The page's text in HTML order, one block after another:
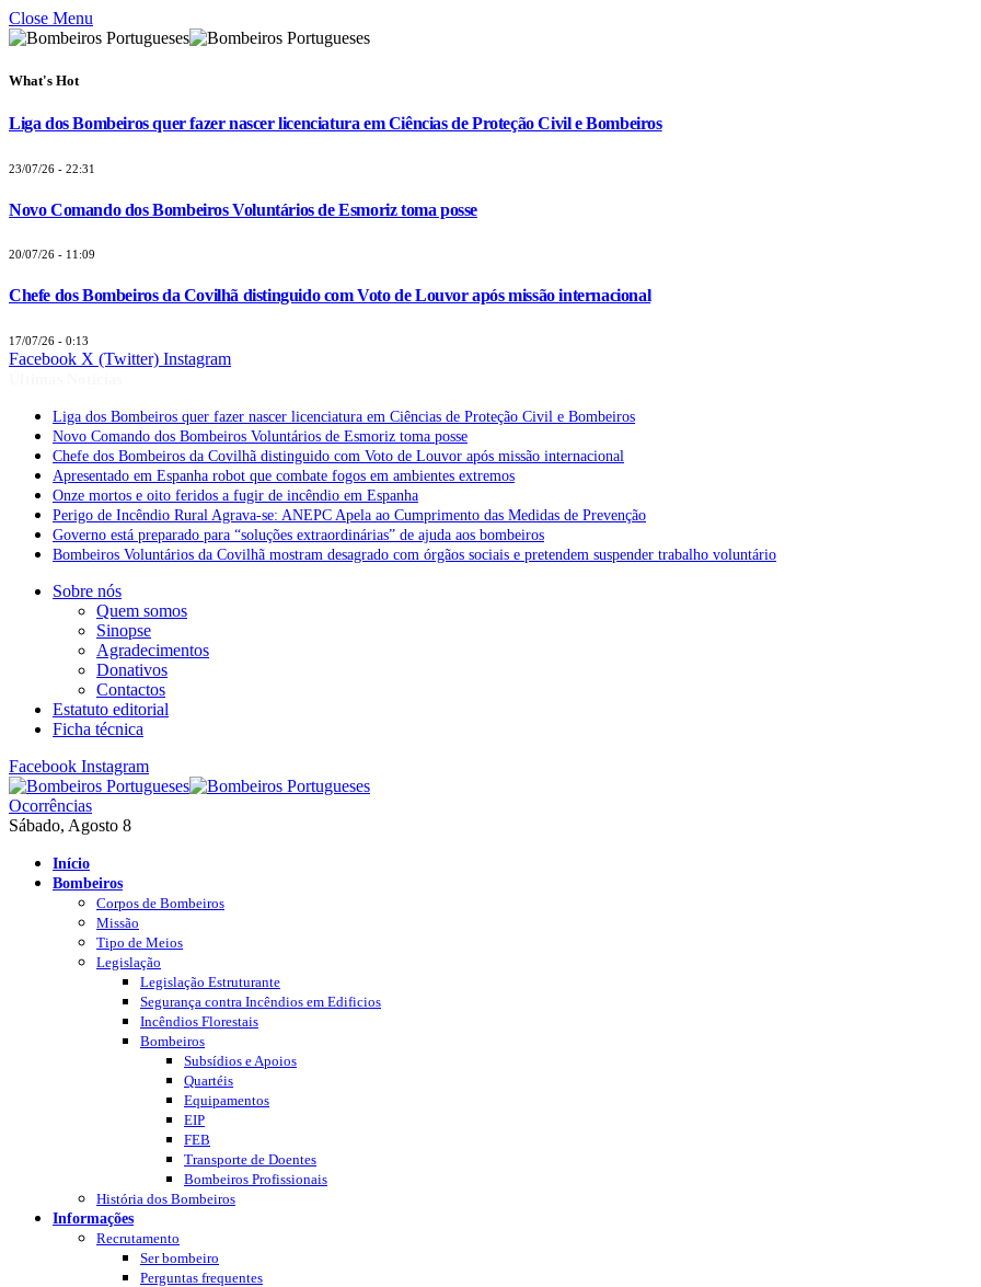
Close Menu
What's Hot
Liga dos Bombeiros quer fazer nascer licenciatura em Ciências de Proteção Civil e Bombeiros
23/07/26 - 22:31
Novo Comando dos Bombeiros Voluntários de Esmoriz toma posse
20/07/26 - 11:09
Chefe dos Bombeiros da Covilhã distinguido com Voto de Louvor após missão internacional
17/07/26 - 0:13
Facebook X (Twitter) Instagram
Liga dos Bombeiros quer fazer nascer licenciatura em Ciências de Proteção Civil e Bombeiros
Novo Comando dos Bombeiros Voluntários de Esmoriz toma posse
Chefe dos Bombeiros da Covilhã distinguido com Voto de Louvor após missão internacional
Apresentado em Espanha robot que combate fogos em ambientes extremos
Onze mortos e oito feridos a fugir de incêndio em Espanha
Perigo de Incêndio Rural Agrava-se: ANEPC Apela ao Cumprimento das Medidas de Prevenção
Governo está preparado para “soluções extraordinárias” de ajuda aos bombeiros
Bombeiros Voluntários da Covilhã mostram desagrado com órgãos sociais e pretendem suspender trabalho voluntário
Sobre nós
Quem somos
Sinopse
Agradecimentos
Donativos
Contactos
Estatuto editorial
Ficha técnica
Facebook Instagram
Ocorrências
Sábado, Agosto 8
Início
Bombeiros
Corpos de Bombeiros
Missão
Tipo de Meios
Legislação
Legislação Estruturante
Segurança contra Incêndios em Edificios
Incêndios Florestais
Bombeiros
Subsídios e Apoios
Quartéis
Equipamentos
EIP
FEB
Transporte de Doentes
Bombeiros Profissionais
História dos Bombeiros
Informações
Recrutamento
Ser bombeiro
Perguntas frequentes